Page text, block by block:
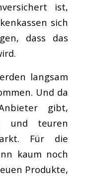
ist,
sich
dass das
langsam
Und da
gibt,
und teuren
Für die
kaum noch
Produkte,